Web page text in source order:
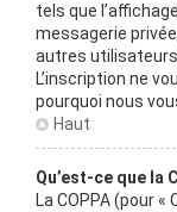
tels que
messagerie
autres
L’inscription ne
pourquoi nous
Haut
Qu’est-ce que la
La COPPA (pour